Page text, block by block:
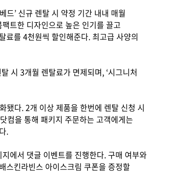
드’ 신규 렌탈 시 약정 기간 내내 매월
트한 디자인으로 높은 인기를 끌고
료를 4천원씩 할인해준다. 최고급 사양의
시 3개월 렌탈료가 면제되며, ‘시그니처
됐다. 2개 이상 제품을 한번에 렌탈 신청 시
컴을 통해 패키지 주문하는 고객에게는
.
에서 댓글 이벤트를 진행한다. 구매 여부와
스킨라빈스 아이스크림 쿠폰을 증정할